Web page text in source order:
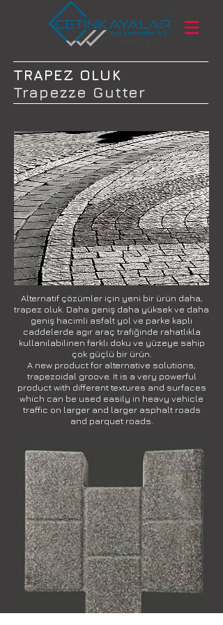
TRAPEZ OLUK
Trapezze Gutter
Alternatif çözümler için yeni bir ürün daha,
trapez oluk. Daha geniş daha yüksek ve daha
geniş hacimli asfalt yol ve parke kaplı
caddelerde agır araç trafiğinde rahatlıkla
kullanılabilinen farklı doku ve yüzeye sahip
çok güçlü bir ürün.
A new product for alternative solutions,
trapezoidal groove. It is a very powerful
product with different textures and surfaces
which can be used easily in heavy vehicle
traffic on larger and larger asphalt roads
and parquet roads.